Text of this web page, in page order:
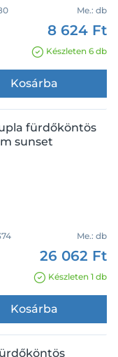
Me.: db
8 624 Ft
Készleten 6 db
Kosárba
fürdőköntös
sunset
Me.: db
26 062 Ft
Készleten 1 db
Kosárba